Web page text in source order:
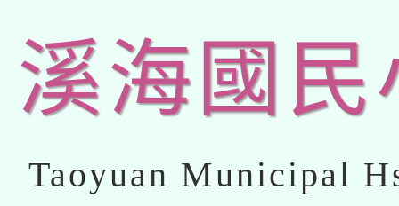
溪海國民
Taoyuan Municipal